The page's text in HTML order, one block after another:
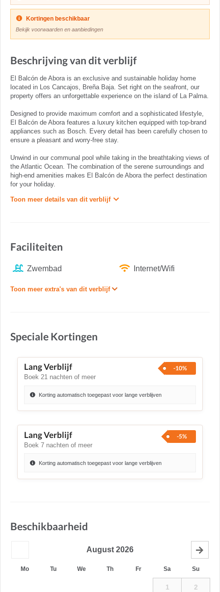
Kortingen beschikbaar
Bekijk voorwaarden en aanbiedingen
Beschrijving van dit verblijf
El Balcón de Abora is an exclusive and sustainable holiday home
located in Los Cancajos, Breña Baja. Set right on the seafront, our
property offers an unforgettable experience on the island of La Palma.
Designed to provide maximum comfort and a sophisticated lifestyle,
El Balcón de Abora features a luxury kitchen equipped with top-brand
appliances such as Bosch. Every detail has been carefully chosen to
ensure a pleasant and worry-free stay.
Unwind in our communal pool while taking in the breathtaking views of
the Atlantic Ocean. The combination of the serene surroundings and
high-end amenities makes El Balcón de Abora the perfect destination
for your holiday.
Toon meer details van dit verblijf
Faciliteiten
Zwembad Internet/Wifi
Toon meer extra's van dit verblijf
Speciale Kortingen
Lang Verblijf
-10%
Boek 21 nachten of meer
Korting automatisch toegepast voor lange verblijven
Lang Verblijf
-5%
Boek 7 nachten of meer
Korting automatisch toegepast voor lange verblijven
Beschikbaarheid
August 2026
Mo Tu We Th Fr Sa Su
1 2